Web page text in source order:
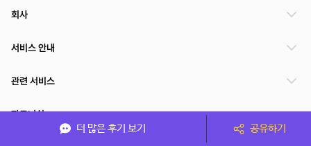
더 많은 후기 보기 공유하기
회사
서비스 안내
관련 서비스
파트너쉽